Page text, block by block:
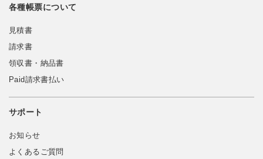
各種帳票について
見積書
請求書
領収書・納品書
Paid請求書払い
サポート
お知らせ
よくあるご質問